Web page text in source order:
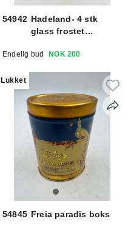
54942 Hadeland- 4 stk
glass frostet
posten
Endelig bud NOK 200
Lukket
54845 Freia paradis boks